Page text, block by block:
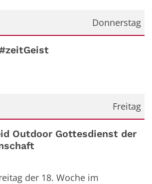
Donnerstag
2026
Freitag
2026
Outdoor Gottesdienst der
der 18. Woche im